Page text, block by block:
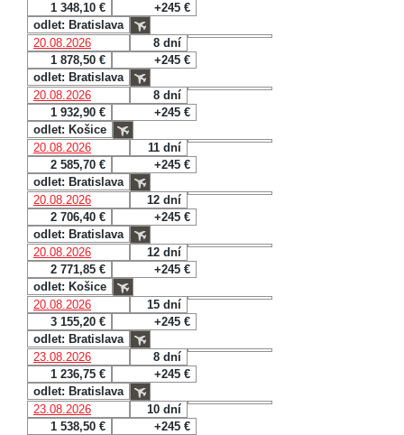
1 348,10 €
+245 €
odlet: Bratislava
20.08.2026
8 dní
1 878,50 €
+245 €
odlet: Bratislava
20.08.2026
8 dní
1 932,90 €
+245 €
odlet: Košice
20.08.2026
11 dní
2 585,70 €
+245 €
odlet: Bratislava
20.08.2026
12 dní
2 706,40 €
+245 €
odlet: Bratislava
20.08.2026
12 dní
2 771,85 €
+245 €
odlet: Košice
20.08.2026
15 dní
3 155,20 €
+245 €
odlet: Bratislava
23.08.2026
8 dní
1 236,75 €
+245 €
odlet: Bratislava
23.08.2026
10 dní
1 538,50 €
+245 €